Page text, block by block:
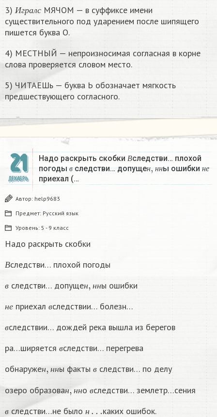
3)
И г р ал с
МЯЧОМ — в суффиксе имени
существительного под ударением после шипящего
пишется буква О.
4) МЕСТНЫЙ — непроизносимая согласная в корне
слова проверяется словом место.
5) ЧИТАЕШь — буква Ь обозначает мягкость
предшествующего согласного.
21
ДЕКАБРЬ
Надо раскрыть скобки В
В
следстви… плохой
погодыв
в
следстви… допущен н н
н,нн
ы ошибкин е
приехал (…
Автор: help9683
Предмет: Русский язык
Уровень: 5 - 9 класс
Надо раскрыть скобки
В следстви… плохой погоды
в следстви… допущен нн ы ошибки
н е приехал в следствии… болезн…
в следствии… дождей река вышла из берегов
ра…ширяется
в следстви… перегрева
обнаружен нн ы факты в
следстви… по делу
озеро образова н нн ов следстви… землетр…сения
в следстви…не было н каких ошибок.